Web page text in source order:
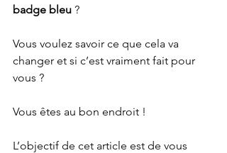
badge bleu ?
Vous voulez savoir ce que cela va
changer et si c’est vraiment fait pour
vous ?
Vous êtes au bon endroit !
L’objectif de cet article est de vous